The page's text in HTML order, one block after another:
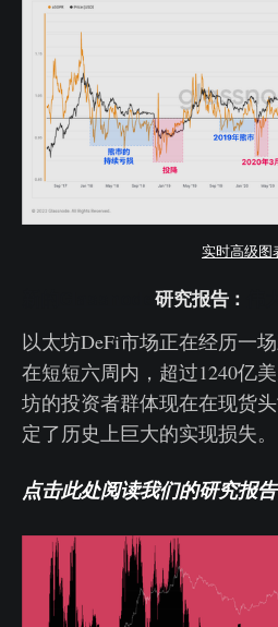
实时高级图
新的Glassnode研究报告：
以太坊DeFi市场正在经历一
在短短六周内，超过1240亿
坊的投资者群体现在在现货
定了历史上巨大的实现损失。
点击此处阅读我们的研究报告